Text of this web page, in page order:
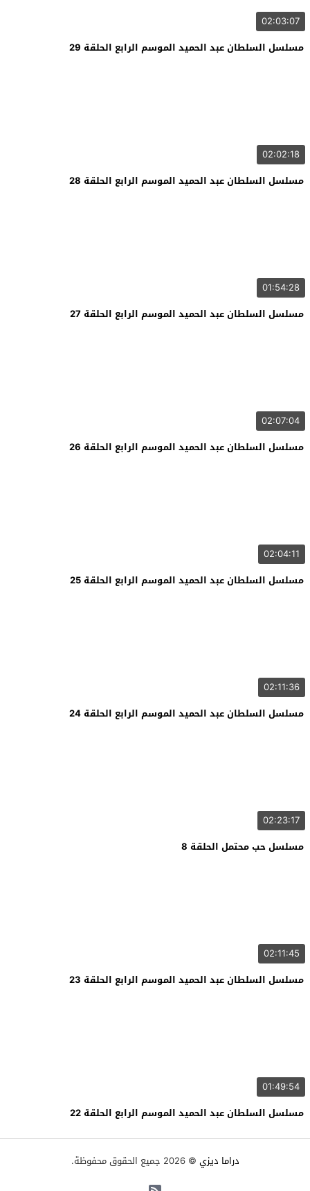
02:03:07
مسلسل السلطان عبد الحميد الموسم الرابع الحلقة 29
02:02:18
مسلسل السلطان عبد الحميد الموسم الرابع الحلقة 28
01:54:28
مسلسل السلطان عبد الحميد الموسم الرابع الحلقة 27
02:07:04
مسلسل السلطان عبد الحميد الموسم الرابع الحلقة 26
02:04:11
مسلسل السلطان عبد الحميد الموسم الرابع الحلقة 25
02:11:36
مسلسل السلطان عبد الحميد الموسم الرابع الحلقة 24
02:23:17
مسلسل حب محتمل الحلقة 8
02:11:45
مسلسل السلطان عبد الحميد الموسم الرابع الحلقة 23
01:49:54
مسلسل السلطان عبد الحميد الموسم الرابع الحلقة 22
دراما ديزي © 2026 جميع الحقوق محفوظة.